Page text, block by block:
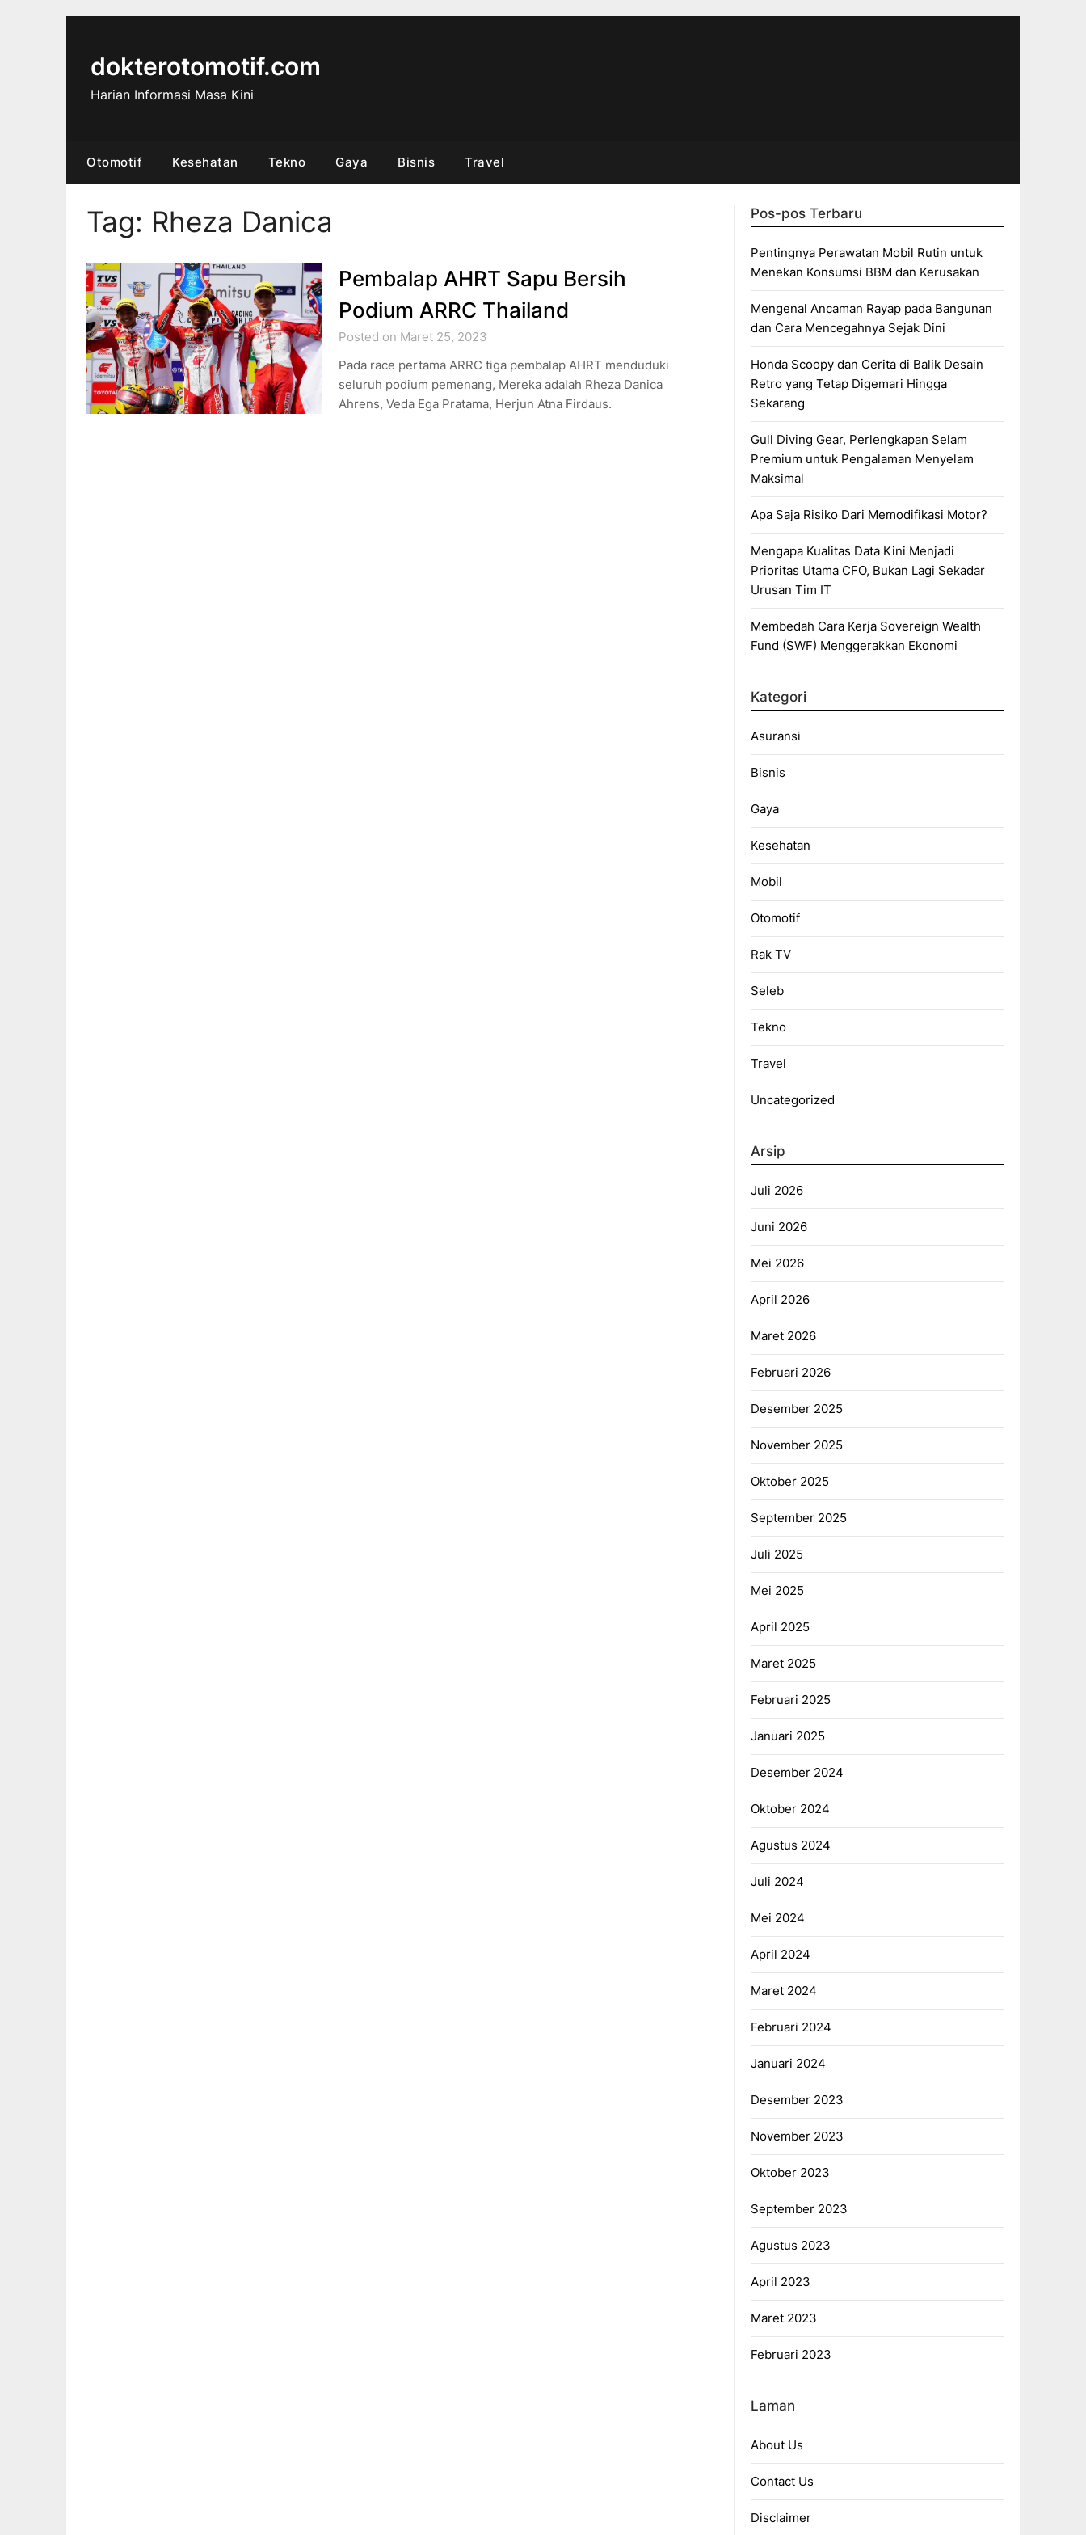
dokterotomotif.com
Harian Informasi Masa Kini
Otomotif Kesehatan Tekno Gaya Bisnis Travel
Tag: Rheza Danica
Pembalap AHRT Sapu Bersih
Podium ARRC Thailand
Posted on Maret 25, 2023
Pada race pertama ARRC tiga pembalap AHRT menduduki
seluruh podium pemenang, Mereka adalah Rheza Danica
Ahrens, Veda Ega Pratama, Herjun Atna Firdaus.
Pos-pos Terbaru
Pentingnya Perawatan Mobil Rutin untuk
Menekan Konsumsi BBM dan Kerusakan
Mengenal Ancaman Rayap pada Bangunan
dan Cara Mencegahnya Sejak Dini
Honda Scoopy dan Cerita di Balik Desain
Retro yang Tetap Digemari Hingga
Sekarang
Gull Diving Gear, Perlengkapan Selam
Premium untuk Pengalaman Menyelam
Maksimal
Apa Saja Risiko Dari Memodifikasi Motor?
Mengapa Kualitas Data Kini Menjadi
Prioritas Utama CFO, Bukan Lagi Sekadar
Urusan Tim IT
Membedah Cara Kerja Sovereign Wealth
Fund (SWF) Menggerakkan Ekonomi
Kategori
Asuransi
Bisnis
Gaya
Kesehatan
Mobil
Otomotif
Rak TV
Seleb
Tekno
Travel
Uncategorized
Arsip
Juli 2026
Juni 2026
Mei 2026
April 2026
Maret 2026
Februari 2026
Desember 2025
November 2025
Oktober 2025
September 2025
Juli 2025
Mei 2025
April 2025
Maret 2025
Februari 2025
Januari 2025
Desember 2024
Oktober 2024
Agustus 2024
Juli 2024
Mei 2024
April 2024
Maret 2024
Februari 2024
Januari 2024
Desember 2023
November 2023
Oktober 2023
September 2023
Agustus 2023
April 2023
Maret 2023
Februari 2023
Laman
About Us
Contact Us
Disclaimer